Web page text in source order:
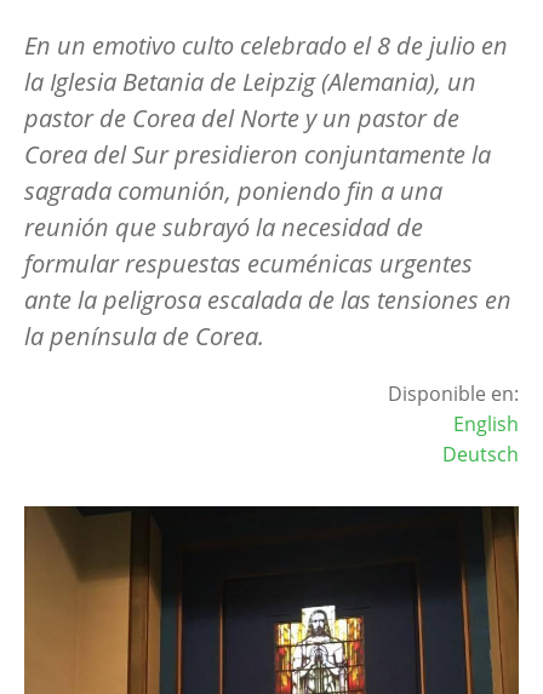
En un emotivo culto celebrado el 8 de julio en
la Iglesia Betania de Leipzig (Alemania), un
pastor de Corea del Norte y un pastor de
Corea del Sur presidieron conjuntamente la
sagrada comunión, poniendo fin a una
reunión que subrayó la necesidad de
formular respuestas ecuménicas urgentes
ante la peligrosa escalada de las tensiones en
la península de Corea.
Disponible en:
English
Deutsch
Image